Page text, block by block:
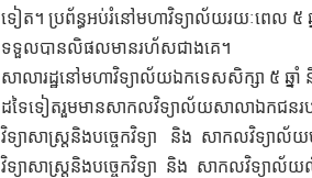
ទៀត។ ប្រព័ន្ធអប់រំនៅមហាវិទ្យាល័យរយៈពេល ៥ ឆ្ន
ទទួលបានលិផលមានរហ័សជាងគេ។
សាលារដ្ឋនៅមហាវិទ្យាល័យឯកទេសសិក្សា ៥ ឆ្នាំ
ដទៃទៀតរួមមានសាកលវិទ្យាល័យសាលាឯកជនរ
វិទ្យាសាស្ត្រនិងបច្ចេកវិទ្យា និង សាកលវិទ្យា
វិទ្យាសាស្ត្រនិងបច្ចេកវិទ្យា និង សាកលវិទ្យា